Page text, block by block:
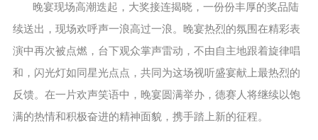
晚宴现场高潮迭起，大奖接连揭晓，一份份丰厚的奖品陆
续送出，现场欢呼声一浪高过一浪。晚宴热烈的氛围在精彩表
演中再次被点燃，台下观众掌声雷动，不由自主地跟着旋律唱
和，闪光灯如同星光点点，共同为这场视听盛宴献上最热烈的
反馈。在一片欢声笑语中，晚宴圆满举办，德赛人将继续以饱
满的热情和积极奋进的精神面貌，携手踏上新的征程。